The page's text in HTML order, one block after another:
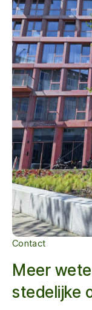
Contact
Meer
stedelijke